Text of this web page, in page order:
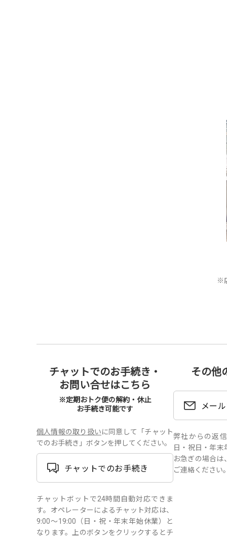
※
チャットでのお手続き・
お問い合せはこちら
※定期おトク便の解約・休止
お手続き可能です
個人情報の取り扱いに同意して「チャット
でのお手続き」ボタンを押してください。
チャットでのお手続き
チャットボットで24時間自動対応できま
す。オペレーターによるチャット対応は、
9:00～19:00（日・祝・年末年始休業）と
なります。上のボタンをクリックするとチ
その他
メー
弊社からの返
日・祝日・年末
お急ぎの場合は
ご連絡ください。